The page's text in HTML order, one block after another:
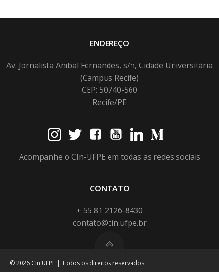
ENDEREÇO
Av. Jornalista Anibal Fernandes, s/n, Cidade Universitária
(Campus Recife)
CEP: 50740-560
Recife/PE
Acompanhe o CIn-UFPE em todas as redes sociais
CONTATO
+ 55 81 2126-8430
contato@cin.ufpe.br
© 2026 CIn UFPE | Todos os direitos reservados